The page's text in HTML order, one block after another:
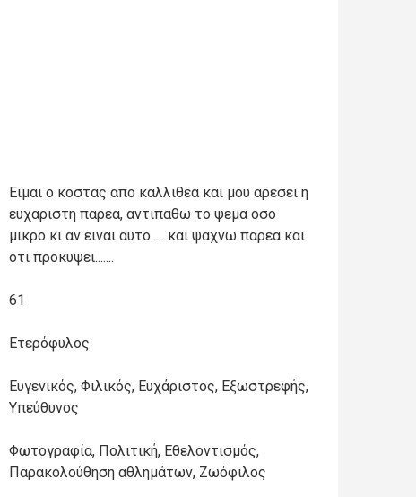
Ειμαι ο κοστας απο καλλιθεα και μου αρεσει η
ευχαριστη παρεα, αντιπαθω το ψεμα οσο
μικρο κι αν ειναι αυτο..... και ψαχνω παρεα και
οτι προκυψει.......
61
Ετερόφυλος
Ευγενικός, Φιλικός, Ευχάριστος, Εξωστρεφής,
Υπεύθυνος
Φωτογραφία, Πολιτική, Εθελοντισμός,
Παρακολούθηση αθλημάτων, Ζωόφιλος